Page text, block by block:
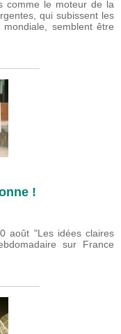
comme le moteur de la
qui subissent les
semblent être
!
août "Les idées claires
sur France